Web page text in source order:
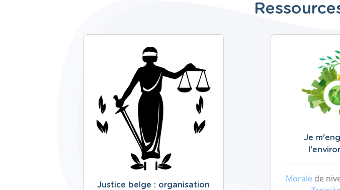
Justice belge : organisation
Je
Morale de